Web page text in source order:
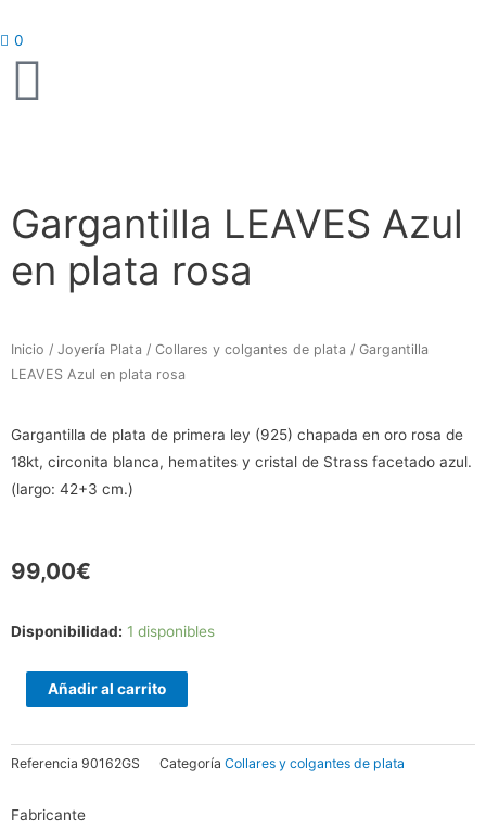
al
contenido
0
Gargantilla LEAVES Azul
en plata rosa
Inicio / Joyería Plata / Collares y colgantes de plata / Gargantilla
LEAVES Azul en plata rosa
Gargantilla de plata de primera ley (925) chapada en oro rosa de
18kt, circonita blanca, hematites y cristal de Strass facetado azul.
(largo: 42+3 cm.)
99,00€
Disponibilidad: 1 disponibles
Gargantilla
en
rosa
Añadir al carrito
Referencia 90162GS Categoría Collares y colgantes de plata
Fabricante